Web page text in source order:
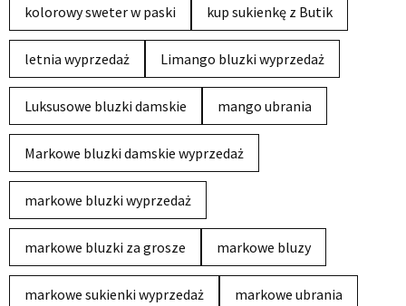
kolorowy sweter w paski kup sukienkę z Butik
letnia wyprzedaż Limango bluzki wyprzedaż
Luksusowe bluzki damskie mango ubrania
Markowe bluzki damskie wyprzedaż
markowe bluzki wyprzedaż
markowe bluzki za grosze markowe bluzy
markowe sukienki wyprzedaż markowe ubrania